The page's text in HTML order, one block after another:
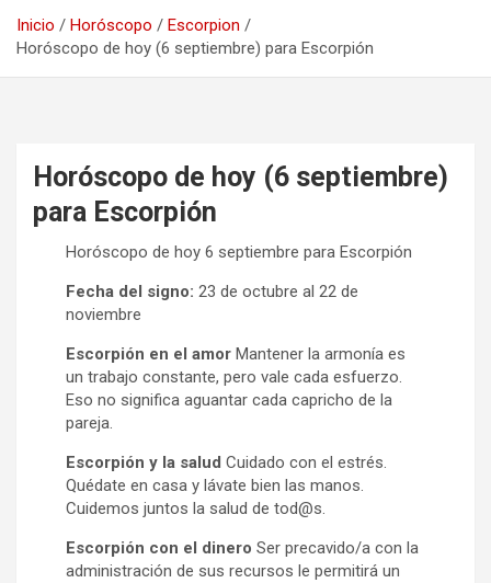
Inicio Horóscopo
Escorpion
Horóscopo de hoy (6 septiembre) para Escorpión
Horóscopo de hoy (6 septiembre)
para Escorpión
Horóscopo de hoy 6 septiembre para Escorpión
Fecha del signo: 23 de octubre al 22 de
noviembre
Escorpión en el amor Mantener la armonía es
un trabajo constante, pero vale cada esfuerzo.
Eso no significa aguantar cada capricho de la
pareja.
Escorpión y la salud Cuidado con el estrés.
Quédate en casa y lávate bien las manos.
Cuidemos juntos la salud de tod@s.
Escorpión con el dinero Ser precavido/a con la
administración de sus recursos le permitirá un